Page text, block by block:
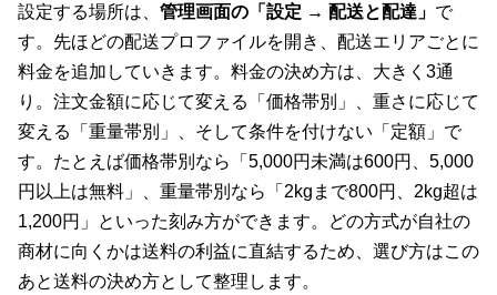
設定する場所は、 管理画面の「設定 → 配送と配達」 で
す。先ほどの配送プロファイルを開き、配送エリアごとに
料金を追加していきます。料金の決め方は、大きく3通
り。注文金額に応じて変える「価格帯別」、重さに応じて
変える「重量帯別」、そして条件を付けない「定額」で
す。たとえば価格帯別なら「5,000円未満は600円、5,000
円以上は無料」、重量帯別なら「2kgまで800円、2kg超は
1,200円」といった刻み方ができます。どの方式が自社の
商材に向くかは送料の利益に直結するため、選び方はこの
あと送料の決め方として整理します。